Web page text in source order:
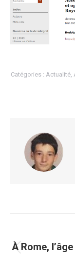
Catégories : Actualité,
article
À Rome,